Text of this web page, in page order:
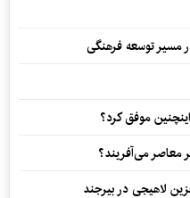
مسیر توسعه فرهنگی
موفق کرد؟
معاصر می‌آفریند؟
لاهیجی در بیرجند